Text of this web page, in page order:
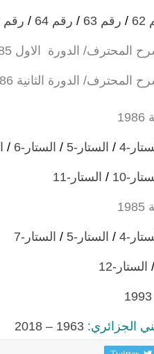
/ رقم 63 / رقم 64 / رقم 65
المحترف/ الدورة الاول
المحترف/ الدورة الثانية
4
/ الستار-5 / الستار-6 /
10
/ الستار-11
4
/ الستار-5 / الستار-7
/ الستار-12
الجزائري: 1963 – 2018